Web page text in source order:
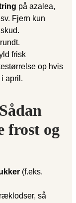
på azalea,
Fjern kun
frisk
op hvis
april.
frost og
(f.eks.
så